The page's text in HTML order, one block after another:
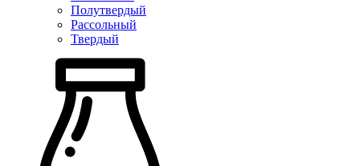
Полутвердый
Рассольный
Твердый